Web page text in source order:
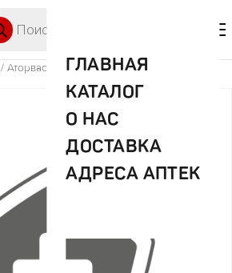
ГЛАВНАЯ
КАТАЛОГ
О НАС
ДОСТАВКА
АДРЕСА АПТЕК
/ Аторвастатин 10мг №30 таб